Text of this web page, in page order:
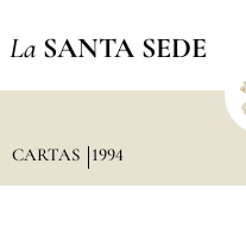
La SANTA SEDE
CARTAS 1994